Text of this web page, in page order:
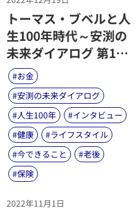
​トーマス・ブベルと人
生100年時代～安渕の
未来ダイアログ 第10
回～
#お金
#安渕の未来ダイアログ
#人生100年 #インタビュー
#健康 #ライフスタイル
#今できること #老後
#保険
2022年11月1日